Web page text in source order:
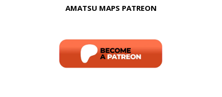
AMATSU MAPS PATREON